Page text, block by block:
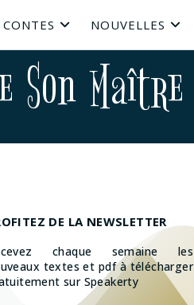
CONTES NOUVELLES
Son Maître
DE LA NEWSLETTER
chaque semaine les
textes et pdf à télécharger
sur Speakerty